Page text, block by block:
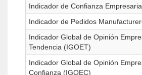
Indicador de Confianza
Indicador de Pedidos
Indicador Global de Opinión
Tendencia (IGOET)
Indicador Global de Opinión
Confianza (IGOEC)